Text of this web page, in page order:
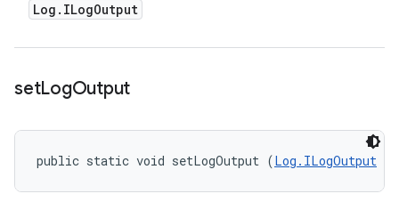
Log . ILogOutput
setLogOutput
public static void setLogOutput (Log.ILogOutput